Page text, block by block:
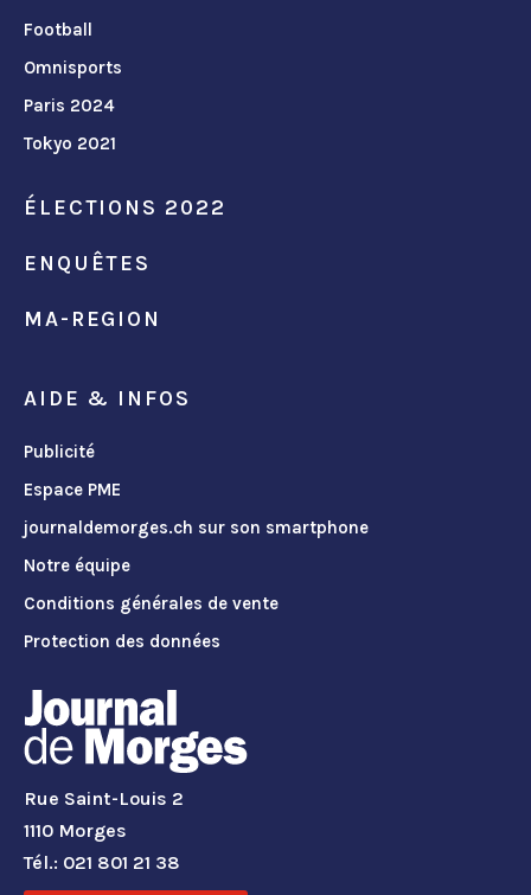
Football
Omnisports
Paris 2024
Tokyo 2021
ÉLECTIONS 2022
ENQUÊTES
MA-REGION
AIDE & INFOS
Publicité
Espace PME
journaldemorges.ch sur son smartphone
Notre équipe
Conditions générales de vente
Protection des données
Rue Saint-Louis 2
1110 Morges
Tél.: 021 801 21 38